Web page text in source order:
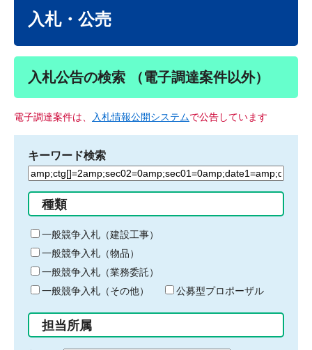
入札・公売
入札公告の検索 （電子調達案件以外）
電子調達案件は、 入札情報公開システムで公告しています
キーワード検索
検
る
キ
ー
ワ
ー
ド
入
力
種類
一般競争入札（建設工事）
一般競争入札（物品）
一般競争入札（業務委託）
一般競争入札（その他）
公募型プロポーザル
担当所属